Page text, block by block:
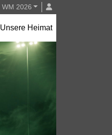
WM 2026
Unsere Heimat